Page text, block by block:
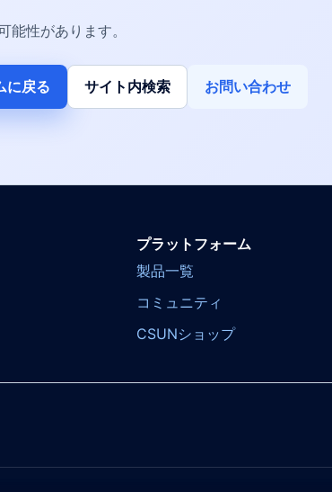
性があります。
に戻る サイト内検索 お問い合わせ
プラットフォーム
製品一覧
コミュニティ
CSUNショップ